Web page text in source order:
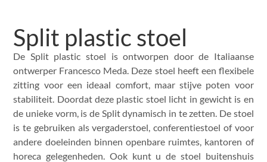
Split plastic stoel
De Split plastic stoel is ontworpen door de Italiaanse
ontwerper Francesco Meda. Deze stoel heeft een flexibele
zitting voor een ideaal comfort, maar stijve poten voor
stabiliteit. Doordat deze plastic stoel licht in gewicht is en
de unieke vorm, is de Split dynamisch in te zetten. De stoel
is te gebruiken als vergaderstoel, conferentiestoel of voor
andere doeleinden binnen openbare ruimtes, kantoren of
horeca gelegenheden. Ook kunt u de stoel buitenshuis